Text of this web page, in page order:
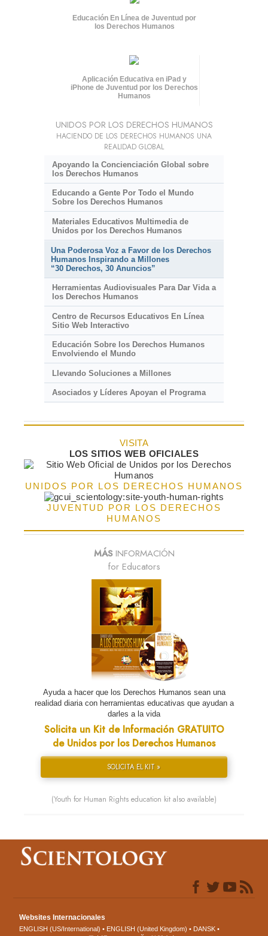
Educación En Línea de Juventud por
los Derechos Humanos
Aplicación Educativa en iPad y
iPhone de Juventud por los Derechos
Humanos
UNIDOS POR LOS DERECHOS HUMANOS
HACIENDO DE LOS DERECHOS HUMANOS UNA
REALIDAD GLOBAL
Apoyando la Concienciación Global sobre
los Derechos Humanos
Educando a Gente Por Todo el Mundo
Sobre los Derechos Humanos
Materiales Educativos Multimedia de
Unidos por los Derechos Humanos
Una Poderosa Voz a Favor de los Derechos
Humanos Inspirando a Millones
“30 Derechos, 30 Anuncios”
Herramientas Audiovisuales Para Dar Vida a
los Derechos Humanos
Centro de Recursos Educativos En Línea
Sitio Web Interactivo
Educación Sobre los Derechos Humanos
Envolviendo el Mundo
Llevando Soluciones a Millones
Asociados y Líderes Apoyan el Programa
VISITA
LOS SITIOS WEB OFICIALES
UNIDOS POR LOS DERECHOS HUMANOS
JUVENTUD POR LOS DERECHOS
HUMANOS
MÁSINFORMACIÓN
for Educators
Ayuda a hacer que los Derechos Humanos sean una
realidad diaria con herramientas educativas que ayudan a
darles a la vida
Solicita un Kit de Información GRATUITO
de Unidos por los Derechos Humanos
SOLICITA EL KIT »
(Youth for Human Rights education kit also available)
Websites Internacionales
ENGLISH (US/International) ENGLISH (United Kingdom)
DANSK